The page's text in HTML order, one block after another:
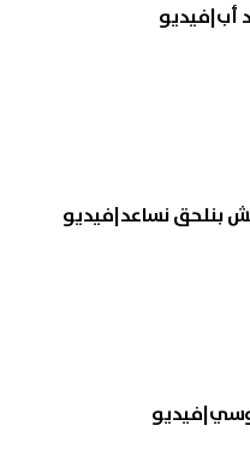
أب|فيديو
بنلحق نساعد|فيديو